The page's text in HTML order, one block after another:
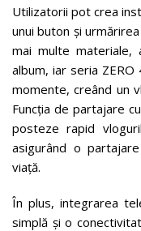
Utilizatorii pot crea
unui buton și
mai multe materiale,
album, iar seria
momente, creând un
Funcția de partajare
posteze rapid
asigurând o
viață.
În plus, integrarea
simplă și o